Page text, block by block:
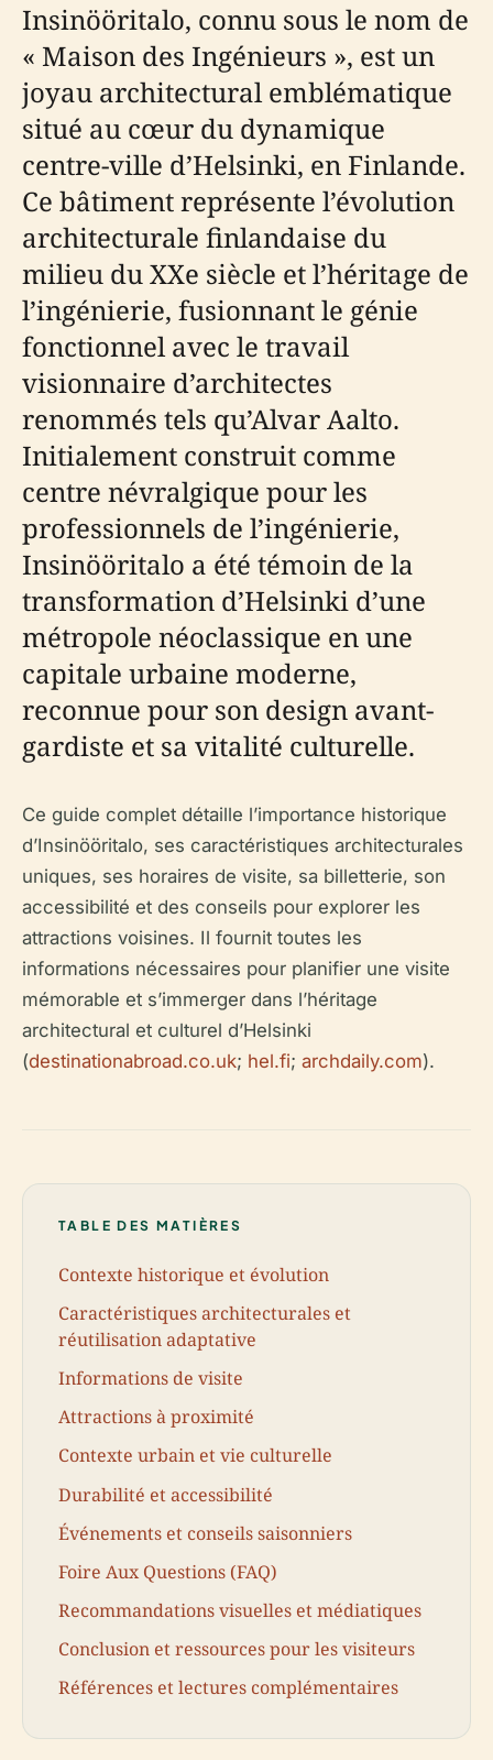
Insinööritalo, connu sous le nom de
« Maison des Ingénieurs », est un
joyau architectural emblématique
situé au cœur du dynamique
centre-ville d’Helsinki, en Finlande.
Ce bâtiment représente l’évolution
architecturale finlandaise du
milieu du XXe siècle et l’héritage de
l’ingénierie, fusionnant le génie
fonctionnel avec le travail
visionnaire d’architectes
renommés tels qu’Alvar Aalto.
Initialement construit comme
centre névralgique pour les
professionnels de l’ingénierie,
Insinööritalo a été témoin de la
transformation d’Helsinki d’une
métropole néoclassique en une
capitale urbaine moderne,
reconnue pour son design avant-
gardiste et sa vitalité culturelle.
Ce guide complet détaille l’importance historique
d’Insinööritalo, ses caractéristiques architecturales
uniques, ses horaires de visite, sa billetterie, son
accessibilité et des conseils pour explorer les
attractions voisines. Il fournit toutes les
informations nécessaires pour planifier une visite
mémorable et s’immerger dans l’héritage
architectural et culturel d’Helsinki
(destinationabroad.co.uk; hel.fi; archdaily.com).
TABLE DES MATIÈRES
Contexte historique et évolution
Caractéristiques architecturales et
réutilisation adaptative
Informations de visite
Attractions à proximité
Contexte urbain et vie culturelle
Durabilité et accessibilité
Événements et conseils saisonniers
Foire Aux Questions (FAQ)
Recommandations visuelles et médiatiques
Conclusion et ressources pour les visiteurs
Références et lectures complémentaires